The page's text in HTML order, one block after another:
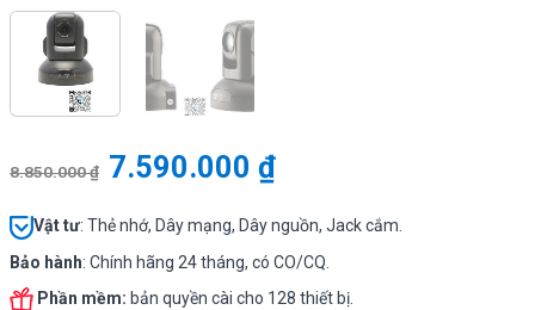
8.850.000₫ 7.590.000₫
Vật tư: Thẻ nhớ, Dây mạng, Dây nguồn, Jack cắm.
Bảo hành: Chính hãng 24 tháng, có CO/CQ.
Phần mềm: bản quyền cài cho 128 thiết bị.